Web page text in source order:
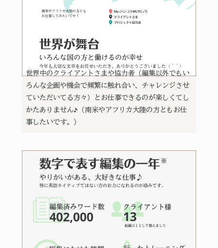
世界中のクライアントさまや協力者（編集以外でもい
ろんな企画や機会で頻繁に触れ合い、チャレンジさせ
ていただいてる方々）とお仕事できるのが楽しくてし
かたありません♪（南米やアフリカ大陸の方ともお仕
事したいです。）